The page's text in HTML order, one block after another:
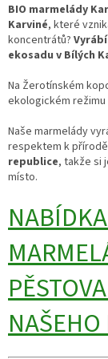
BIO marmelády
Karviné, které
koncentrátů?
ekosadu v Bílých
Na Žerotínském
ekologickém režimu
Naše marmelády
respektem k
republice, takže si
místo.